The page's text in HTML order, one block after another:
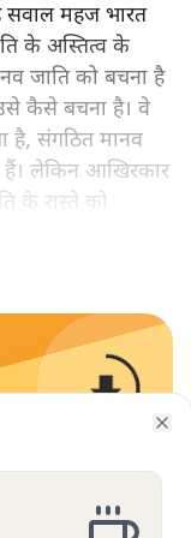
सवाल महज भारत
के अस्तित्व के
जाति को बचना है
उसे कैसे बचना है। वे
है, संगठित मानव
हैं। लेकिन आखिरकार
के रास्ते को